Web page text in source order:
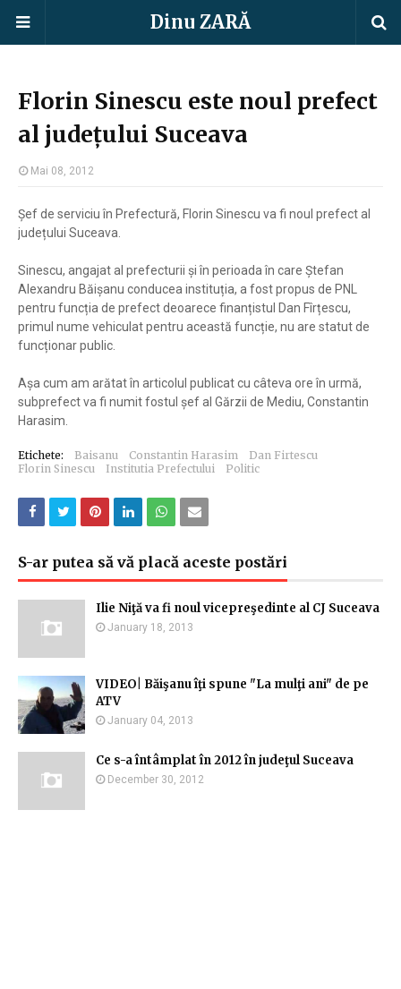
Dinu ZARĂ
Florin Sinescu este noul prefect
al județului Suceava
Mai 08, 2012
Șef de serviciu în Prefectură, Florin Sinescu va fi noul prefect al
județului Suceava.
Sinescu, angajat al prefecturii și în perioada în care Ștefan
Alexandru Băișanu conducea instituția, a fost propus de PNL
pentru funcția de prefect deoarece finanțistul Dan Fîrțescu,
primul nume vehiculat pentru această funcție, nu are statut de
funcționar public.
Așa cum am arătat în articolul publicat cu câteva ore în urmă,
subprefect va fi numit fostul șef al Gărzii de Mediu, Constantin
Harasim.
Etichete: Baisanu Constantin Harasim
Dan Firtescu
Florin Sinescu
Institutia Prefectului Politic
S-ar putea să vă placă aceste postări
Ilie Niţă va fi noul vicepreşedinte al CJ Suceava
January 18, 2013
VIDEO| Băişanu îţi spune "La mulţi ani" de pe
ATV
January 04, 2013
Ce s-a întâmplat în 2012 în judeţul Suceava
December 30, 2012